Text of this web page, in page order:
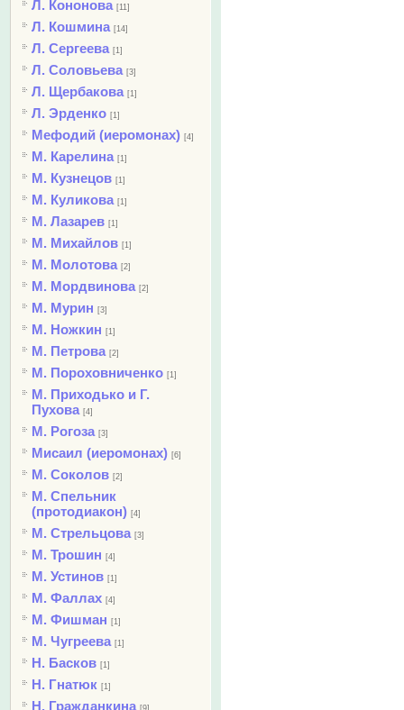
Л. Кононова [11]
Л. Кошмина [14]
Л. Сергеева [1]
Л. Соловьева [3]
Л. Щербакова [1]
Л. Эрденко [1]
Мефодий (иеромонах) [4]
М. Карелина [1]
М. Кузнецов [1]
М. Куликова [1]
М. Лазарев [1]
М. Михайлов [1]
М. Молотова [2]
М. Мордвинова [2]
М. Мурин [3]
М. Ножкин [1]
М. Петрова [2]
М. Пороховниченко [1]
М. Приходько и Г.
Пухова [4]
М. Рогоза [3]
Мисаил (иеромонах) [6]
М. Соколов [2]
М. Спельник
(протодиакон) [4]
М. Стрельцова [3]
М. Трошин [4]
М. Устинов [1]
М. Фаллах [4]
М. Фишман [1]
М. Чугреева [1]
Н. Басков [1]
Н. Гнатюк [1]
Н. Гражданкина [9]